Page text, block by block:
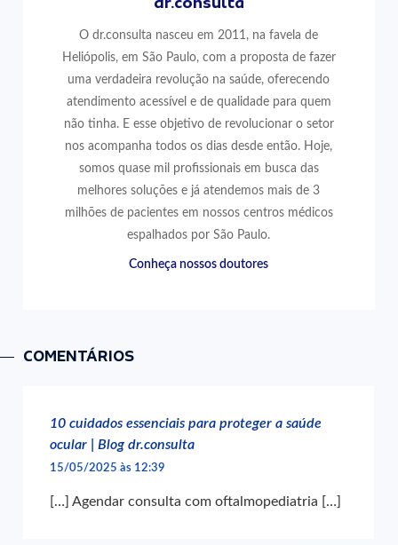
O dr.consulta nasceu em 2011, na favela de
Heliópolis, em São Paulo, com a proposta de fazer
uma verdadeira revolução na saúde, oferecendo
atendimento acessível e de qualidade para quem
não tinha. E esse objetivo de revolucionar o setor
nos acompanha todos os dias desde então. Hoje,
somos quase mil profissionais em busca das
melhores soluções e já atendemos mais de 3
milhões de pacientes em nossos centros médicos
espalhados por São Paulo.
Conheça nossos doutores
COMENTÁRIOS
10 cuidados essenciais para proteger a saúde
ocular | Blog dr.consulta
15/05/2025 às 12:39
[…] Agendar consulta com oftalmopediatria […]